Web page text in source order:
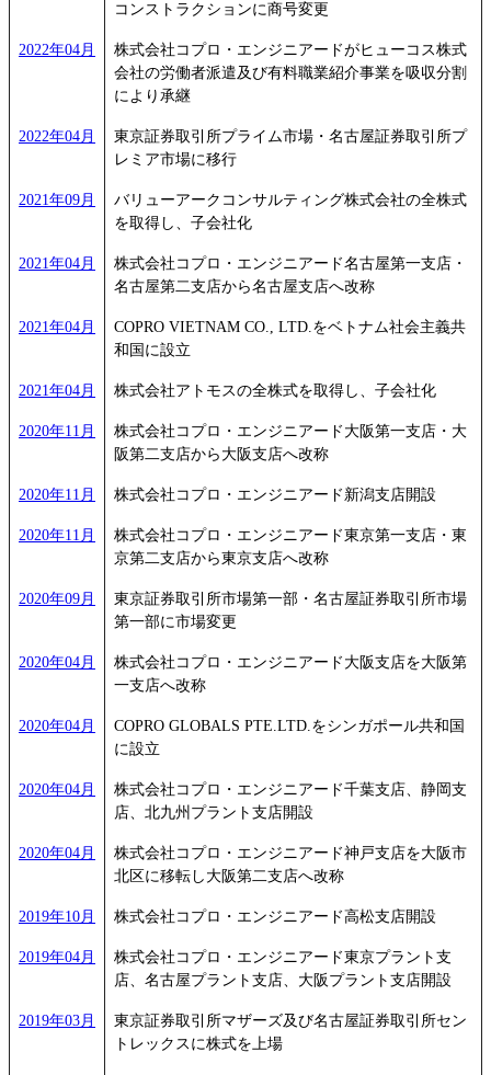
コンストラクションに商号変更
2022年04月
株式会社コプロ・エンジニアードがヒューコス株式
会社の労働者派遣及び有料職業紹介事業を吸収分割
により承継
2022年04月
東京証券取引所プライム市場・名古屋証券取引所プ
レミア市場に移行
2021年09月
バリューアークコンサルティング株式会社の全株式
を取得し、子会社化
2021年04月
株式会社コプロ・エンジニアード名古屋第一支店・
名古屋第二支店から名古屋支店へ改称
2021年04月
COPRO VIETNAM CO., LTD.をベトナム社会主義共
和国に設立
2021年04月 株式会社アトモスの全株式を取得し、子会社化
2020年11月
株式会社コプロ・エンジニアード大阪第一支店・大
阪第二支店から大阪支店へ改称
2020年11月 株式会社コプロ・エンジニアード新潟支店開設
2020年11月
株式会社コプロ・エンジニアード東京第一支店・東
京第二支店から東京支店へ改称
2020年09月
東京証券取引所市場第一部・名古屋証券取引所市場
第一部に市場変更
2020年04月
株式会社コプロ・エンジニアード大阪支店を大阪第
一支店へ改称
2020年04月
COPRO GLOBALS PTE.LTD.をシンガポール共和国
に設立
2020年04月
株式会社コプロ・エンジニアード千葉支店、静岡支
店、北九州プラント支店開設
2020年04月
株式会社コプロ・エンジニアード神戸支店を大阪市
北区に移転し大阪第二支店へ改称
2019年10月 株式会社コプロ・エンジニアード高松支店開設
2019年04月
株式会社コプロ・エンジニアード東京プラント支
店、名古屋プラント支店、大阪プラント支店開設
2019年03月
東京証券取引所マザーズ及び名古屋証券取引所セン
トレックスに株式を上場